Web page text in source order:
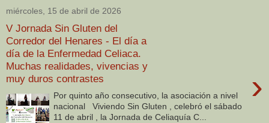
miércoles, 15 de abril de 2026
V Jornada Sin Gluten del
Corredor del Henares - El día a
día de la Enfermedad Celiaca.
Muchas realidades, vivencias y
muy duros contrastes
›
Por quinto año consecutivo, la asociación a nivel
nacional Viviendo Sin Gluten , celebró el sábado
11 de abril , la Jornada de Celiaquía C...